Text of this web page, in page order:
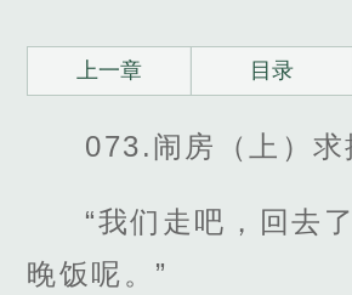
上一章 目录
073.闹房（上）求
“我们走吧，回去
晚饭呢。”